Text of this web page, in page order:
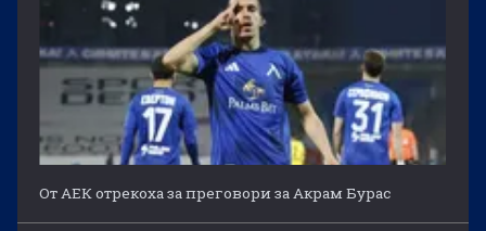
От АЕК отрекоха за преговори за Акрам Бурас